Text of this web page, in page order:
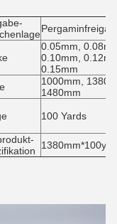
0.05mm,
0.10mm,
0.15mm
1000mm,
1480mm
100 Yards